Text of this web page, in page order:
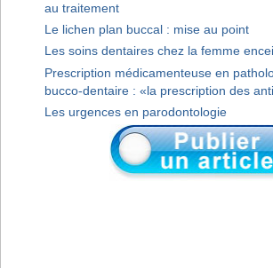
au traitement
Le lichen plan buccal : mise au point
Les soins dentaires chez la femme
Prescription médicamenteuse en
bucco-dentaire : «la prescription des
Les urgences en parodontologie